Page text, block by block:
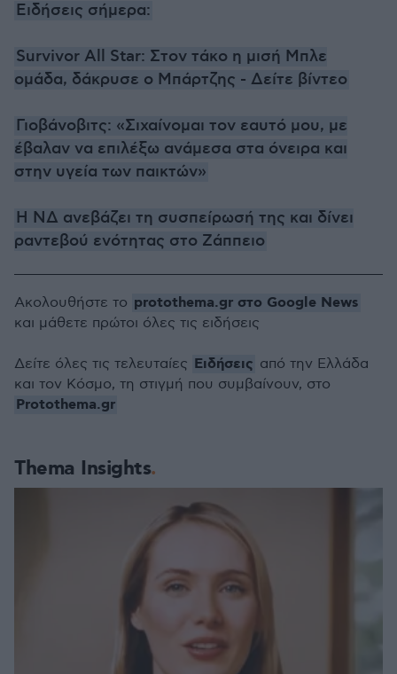
Ειδήσεις σήμερα:
Survivor All Star: Στον τάκο η μισή Μπλε
ομάδα, δάκρυσε ο Μπάρτζης - Δείτε βίντεο
Γιοβάνοβιτς: «Σιχαίνομαι τον εαυτό μου, με
έβαλαν να επιλέξω ανάμεσα στα όνειρα και
στην υγεία των παικτών»
Η ΝΔ ανεβάζει τη συσπείρωσή της και δίνει
ραντεβού ενότητας στο Ζάππειο
Thema Insights
Ακολουθήστε το protothema.gr στο Google News
και μάθετε πρώτοι όλες τις ειδήσεις
Δείτε όλες τις τελευταίες Ειδήσεις από την Ελλάδα
και τον Κόσμο, τη στιγμή που συμβαίνουν, στο
Protothema.gr